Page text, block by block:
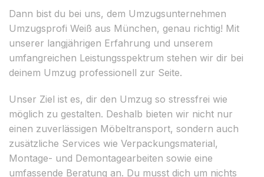
Dann bist du bei uns, dem Umzugsunternehmen
Umzugsprofi Weiß aus München, genau richtig! Mit
unserer langjährigen Erfahrung und unserem
umfangreichen Leistungsspektrum stehen wir dir bei
deinem Umzug professionell zur Seite.
Unser Ziel ist es, dir den Umzug so stressfrei wie
möglich zu gestalten. Deshalb bieten wir nicht nur
einen zuverlässigen Möbeltransport, sondern auch
zusätzliche Services wie Verpackungsmaterial,
Montage- und Demontagearbeiten sowie eine
umfassende Beratung an. Du musst dich um nichts